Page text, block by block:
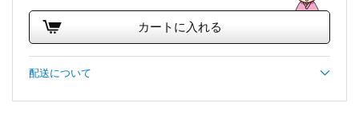
カートに入れる
配送について